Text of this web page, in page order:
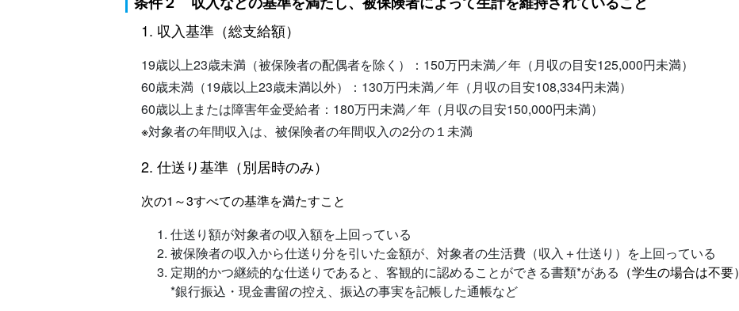
1. 収入基準（総支給額）
19歳以上23歳未満（被保険者の配偶者を除く）：150万円未満／年（月収の目安125,000円未満）
60歳未満（19歳以上23歳未満以外）：130万円未満／年（月収の目安108,334円未満）
60歳以上または障害年金受給者：180万円未満／年（月収の目安150,000円未満）
※対象者の年間収入は、被保険者の年間収入の2分の１未満
2. 仕送り基準（別居時のみ）
次の1～3すべての基準を満たすこと
仕送り額が対象者の収入額を上回っている
被保険者の収入から仕送り分を引いた金額が、対象者の生活費（収入＋仕送り）を上回っている
定期的かつ継続的な仕送りであると、客観的に認めることができる書類*がある （学生の場合は不要）
*銀行振込・現金書留の控え、振込の事実を記帳した通帳など